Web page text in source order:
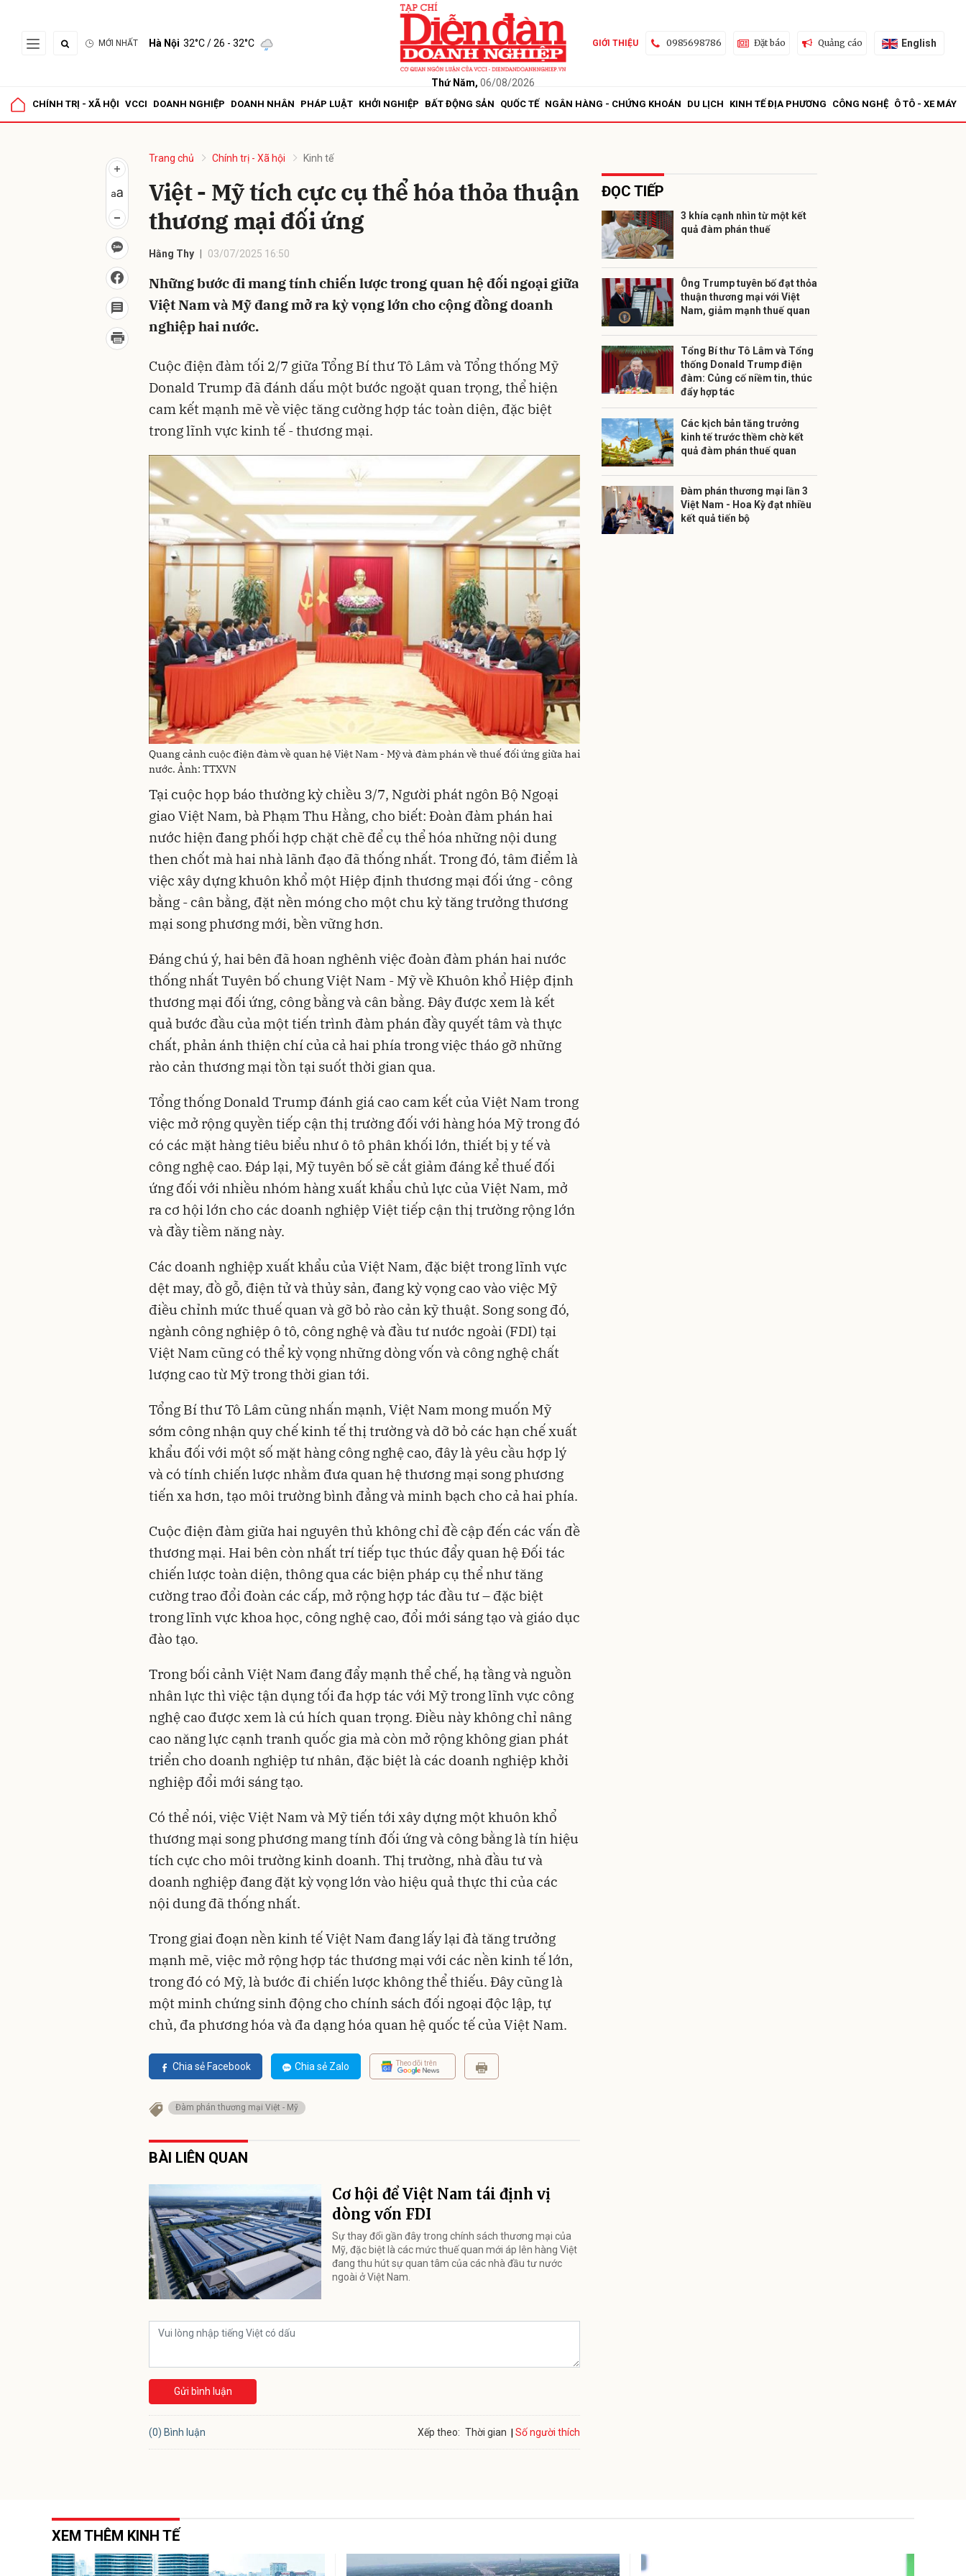
MỚI NHẤT Hà Nội 32°C/ 26 - 32°C
Thứ Năm, 06/08/2026
GIỚI THIỆU 0985698786 Đặt báo Quảng cáo English
CHÍNH TRỊ - XÃ HỘI VCCI DOANH NGHIỆP DOANH NHÂN PHÁP LUẬT KHỞI NGHIỆP BẤT ĐỘNG SẢN QUỐC TẾ NGÂN HÀNG - CHỨNG KHOÁN DU LỊCH KINH TẾ ĐỊA PHƯƠNG CÔNG NGHỆ Ô TÔ - XE MÁY
Trang chủ Chính trị - Xã hội Kinh tế
Việt - Mỹ tích cực cụ thể hóa thỏa thuận
thương mại đối ứng
Hằng Thy 03/07/2025 16:50
Những bước đi mang tính chiến lược trong quan hệ đối ngoại giữa
Việt Nam và Mỹ đang mở ra kỳ vọng lớn cho cộng đồng doanh
nghiệp hai nước.
Cuộc điện đàm tối 2/7 giữa Tổng Bí thư Tô Lâm và Tổng thống Mỹ
Donald Trump đã đánh dấu một bước ngoặt quan trọng, thể hiện
cam kết mạnh mẽ về việc tăng cường hợp tác toàn diện, đặc biệt
trong lĩnh vực kinh tế - thương mại.
Quang cảnh cuộc điện đàm về quan hệ Việt Nam - Mỹ và đàm phán về thuế đối ứng giữa hai
nước. Ảnh: TTXVN
Tại cuộc họp báo thường kỳ chiều 3/7, Người phát ngôn Bộ Ngoại
giao Việt Nam, bà Phạm Thu Hằng, cho biết: Đoàn đàm phán hai
nước hiện đang phối hợp chặt chẽ để cụ thể hóa những nội dung
then chốt mà hai nhà lãnh đạo đã thống nhất. Trong đó, tâm điểm là
việc xây dựng khuôn khổ một Hiệp định thương mại đối ứng - công
bằng - cân bằng, đặt nền móng cho một chu kỳ tăng trưởng thương
mại song phương mới, bền vững hơn.
Đáng chú ý, hai bên đã hoan nghênh việc đoàn đàm phán hai nước
thống nhất Tuyên bố chung Việt Nam - Mỹ về Khuôn khổ Hiệp định
thương mại đối ứng, công bằng và cân bằng. Đây được xem là kết
quả bước đầu của một tiến trình đàm phán đầy quyết tâm và thực
chất, phản ánh thiện chí của cả hai phía trong việc tháo gỡ những
rào cản thương mại tồn tại suốt thời gian qua.
Tổng thống Donald Trump đánh giá cao cam kết của Việt Nam trong
việc mở rộng quyền tiếp cận thị trường đối với hàng hóa Mỹ trong đó
có các mặt hàng tiêu biểu như ô tô phân khối lớn, thiết bị y tế và
công nghệ cao. Đáp lại, Mỹ tuyên bố sẽ cắt giảm đáng kể thuế đối
ứng đối với nhiều nhóm hàng xuất khẩu chủ lực của Việt Nam, mở
ra cơ hội lớn cho các doanh nghiệp Việt tiếp cận thị trường rộng lớn
và đầy tiềm năng này.
Các doanh nghiệp xuất khẩu của Việt Nam, đặc biệt trong lĩnh vực
dệt may, đồ gỗ, điện tử và thủy sản, đang kỳ vọng cao vào việc Mỹ
điều chỉnh mức thuế quan và gỡ bỏ rào cản kỹ thuật. Song song đó,
ngành công nghiệp ô tô, công nghệ và đầu tư nước ngoài (FDI) tại
Việt Nam cũng có thể kỳ vọng những dòng vốn và công nghệ chất
lượng cao từ Mỹ trong thời gian tới.
Tổng Bí thư Tô Lâm cũng nhấn mạnh, Việt Nam mong muốn Mỹ
sớm công nhận quy chế kinh tế thị trường và dỡ bỏ các hạn chế xuất
khẩu đối với một số mặt hàng công nghệ cao, đây là yêu cầu hợp lý
và có tính chiến lược nhằm đưa quan hệ thương mại song phương
tiến xa hơn, tạo môi trường bình đẳng và minh bạch cho cả hai phía.
Cuộc điện đàm giữa hai nguyên thủ không chỉ đề cập đến các vấn đề
thương mại. Hai bên còn nhất trí tiếp tục thúc đẩy quan hệ Đối tác
chiến lược toàn diện, thông qua các biện pháp cụ thể như tăng
cường trao đổi đoàn các cấp, mở rộng hợp tác đầu tư – đặc biệt
trong lĩnh vực khoa học, công nghệ cao, đổi mới sáng tạo và giáo dục
đào tạo.
Trong bối cảnh Việt Nam đang đẩy mạnh thể chế, hạ tầng và nguồn
nhân lực thì việc tận dụng tối đa hợp tác với Mỹ trong lĩnh vực công
nghệ cao được xem là cú hích quan trọng. Điều này không chỉ nâng
cao năng lực cạnh tranh quốc gia mà còn mở rộng không gian phát
triển cho doanh nghiệp tư nhân, đặc biệt là các doanh nghiệp khởi
nghiệp đổi mới sáng tạo.
Có thể nói, việc Việt Nam và Mỹ tiến tới xây dựng một khuôn khổ
thương mại song phương mang tính đối ứng và công bằng là tín hiệu
tích cực cho môi trường kinh doanh. Thị trường, nhà đầu tư và
doanh nghiệp đang đặt kỳ vọng lớn vào hiệu quả thực thi của các
nội dung đã thống nhất.
Trong giai đoạn nền kinh tế Việt Nam đang lấy lại đà tăng trưởng
mạnh mẽ, việc mở rộng hợp tác thương mại với các nền kinh tế lớn,
trong đó có Mỹ, là bước đi chiến lược không thể thiếu. Đây cũng là
một minh chứng sinh động cho chính sách đối ngoại độc lập, tự
chủ, đa phương hóa và đa dạng hóa quan hệ quốc tế của Việt Nam.
Chia sẻ Facebook Chia sẻ Zalo Theo dõi trên
Đàm phán thương mại Việt - Mỹ
BÀI LIÊN QUAN
Cơ hội để Việt Nam tái định vị
dòng vốn FDI
Sự thay đổi gần đây trong chính sách thương mại của
Mỹ, đặc biệt là các mức thuế quan mới áp lên hàng Việt
đang thu hút sự quan tâm của các nhà đầu tư nước
ngoài ở Việt Nam.
Gửi bình luận
(0) Bình luận Xếp theo: Thời gian Số người thích
ĐỌC TIẾP
3 khía cạnh nhìn từ một kết
quả đàm phán thuế
Ông Trump tuyên bố đạt thỏa
thuận thương mại với Việt
Nam, giảm mạnh thuế quan
Tổng Bí thư Tô Lâm và Tổng
thống Donald Trump điện
đàm: Củng cố niềm tin, thúc
đẩy hợp tác
Các kịch bản tăng trưởng
kinh tế trước thềm chờ kết
quả đàm phán thuế quan
Đàm phán thương mại lần 3
Việt Nam - Hoa Kỳ đạt nhiều
kết quả tiến bộ
XEM THÊM KINH TẾ
Gửi